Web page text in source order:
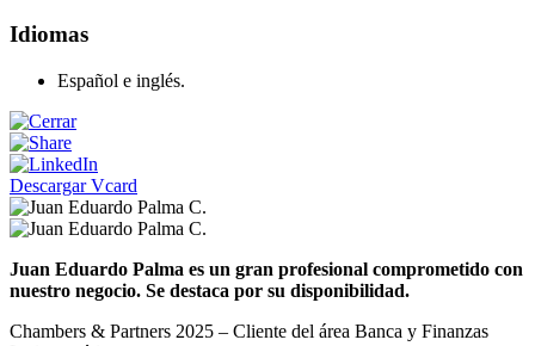
Idiomas
Español e inglés.
Descargar Vcard
Juan Eduardo Palma es un gran profesional comprometido con
nuestro negocio. Se destaca por su disponibilidad.
Chambers & Partners 2025 – Cliente del área Banca y Finanzas